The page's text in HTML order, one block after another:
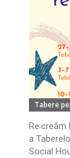
Tabere
Re:creăm
a
Social